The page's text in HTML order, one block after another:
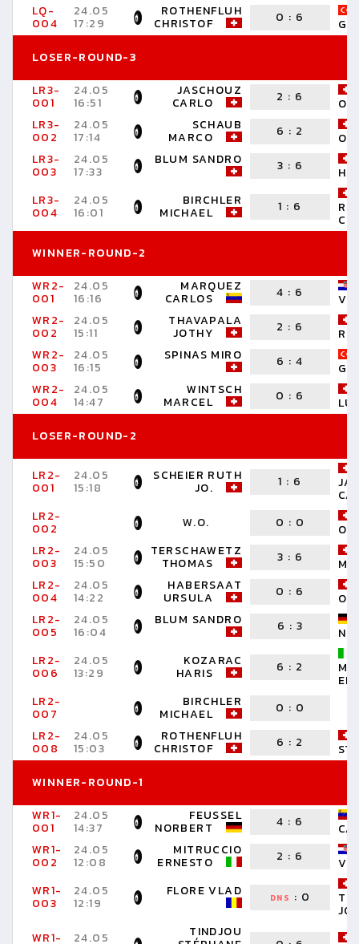
LQ-
004
24.05
17:29
ROTHENFLUH
CHRISTOF 0 : 6
LOSER-ROUND-3
LR3-
001
24.05
16:51
JASCHOUZ
CARLO 2 : 6
LR3-
002
24.05
17:14
SCHAUB
MARCO 6 : 2
LR3-
003
24.05
17:33
BLUM SANDRO 3 : 6
LR3-
004
24.05
16:01
BIRCHLER
MICHAEL 1 : 6
WINNER-ROUND-2
WR2-
001
24.05
16:16
MARQUEZ
CARLOS 4 : 6
WR2-
002
24.05
15:11
THAVAPALA
JOTHY 2 : 6
WR2-
003
24.05
16:15
SPINAS MIRO 6 :4
WR2-
004
24.05
14:47
WINTSCH
MARCEL 0 : 6
LOSER-ROUND-2
LR2-
001
24.05
15:18
SCHEIER RUTH
JO. 1 : 6
LR2-
002 W.O. 0 : 0
LR2-
003
24.05
15:50
TERSCHAWETZ
THOMAS 3 : 6
LR2-
004
24.05
14:22
HABERSAAT
URSULA 0 : 6
LR2-
005
24.05
16:04
BLUM SANDRO 6 : 3
LR2-
006
24.05
13:29
KOZARAC
HARIS 6 : 2
LR2-
007
BIRCHLER
MICHAEL 0 : 0
LR2-
008
24.05
15:03
ROTHENFLUH
CHRISTOF 6 : 2
WINNER-ROUND-1
WR1-
001
24.05
14:37
FEUSSEL
NORBERT 4 : 6
WR1-
002
24.05
12:08
MITRUCCIO
ERNESTO 2 : 6
WR1-
003
24.05
12:19
FLORE VLAD DNS : 0
WR1-
24.05 TINDJOU